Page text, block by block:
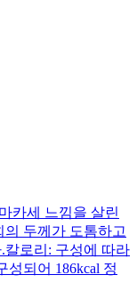
카세 느낌을 살린
두께가 도톰하고
칼로리: 구성에 따라
되어 186kcal 정